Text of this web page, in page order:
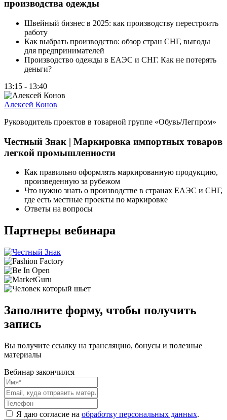
производства одежды
Швейный бизнес в 2025: как производству перестроить
работу
Как выбрать производство: обзор стран СНГ, выгоды
для предпринимателей
Производство одежды в ЕАЭС и СНГ. Как не потерять
деньги?
13:15 - 13:40
Алексей Конов
Руководитель проектов в товарной группе «Обувь/Легпром»
Честный Знак | Маркировка импортных товаров
легкой промышленности
Как правильно оформлять маркированную продукцию,
произведенную за рубежом
Что нужно знать о производстве в странах ЕАЭС и СНГ,
где есть местные проекты по маркировке
Ответы на вопросы
Партнеры вебинара
Заполните форму, чтобы получить
запись
Вы получите ссылку на трансляцию, бонусы и полезные
материалы
Вебинар закончился
Я даю согласие на обработку персональных данных.